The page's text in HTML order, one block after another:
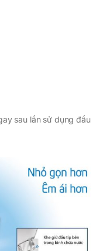
sau lần sử dụng đầu